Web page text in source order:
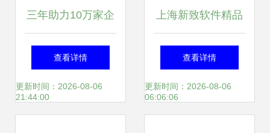
三年助力10万家企
业上云 上海移
动“New Power信息
查看详情
更新时间：2026-08-06
21:44:00
上海新致软件精品
网站建设项目 打造
卓越网络技术服务
查看详情
更新时间：2026-08-06
06:06:06